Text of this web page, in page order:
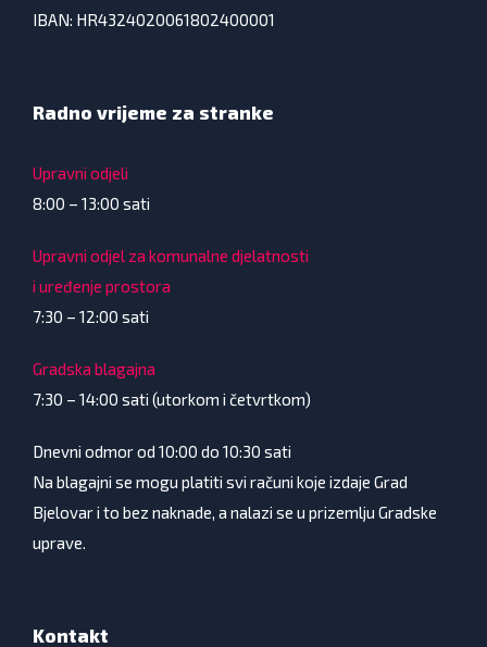
IBAN: HR4324020061802400001
Radno vrijeme za stranke
Upravni odjeli
8:00 – 13:00 sati
Upravni odjel za komunalne djelatnosti
i uređenje prostora
7:30 – 12:00 sati
Gradska blagajna
7:30 – 14:00 sati (utorkom i četvrtkom)
Dnevni odmor od 10:00 do 10:30 sati
Na blagajni se mogu platiti svi računi koje izdaje Grad
Bjelovar i to bez naknade, a nalazi se u prizemlju Gradske
uprave.
Kontakt